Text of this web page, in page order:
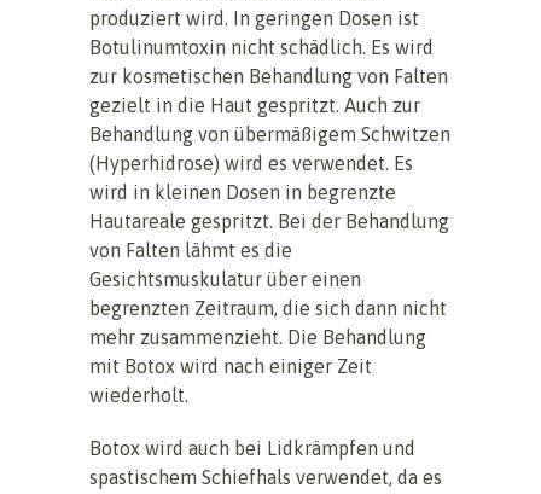
produziert wird. In geringen Dosen ist
Botulinumtoxin nicht schädlich. Es wird
zur kosmetischen Behandlung von Falten
gezielt in die Haut gespritzt. Auch zur
Behandlung von übermäßigem Schwitzen
(Hyperhidrose) wird es verwendet. Es
wird in kleinen Dosen in begrenzte
Hautareale gespritzt. Bei der Behandlung
von Falten lähmt es die
Gesichtsmuskulatur über einen
begrenzten Zeitraum, die sich dann nicht
mehr zusammenzieht. Die Behandlung
mit Botox wird nach einiger Zeit
wiederholt.
Botox wird auch bei Lidkrämpfen und
spastischem Schiefhals verwendet, da es